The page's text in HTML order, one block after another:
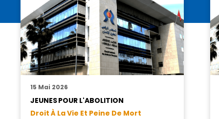
15 Mai 2026
JEUNES POUR L'ABOLITION
Droit À La Vie Et Peine De Mort